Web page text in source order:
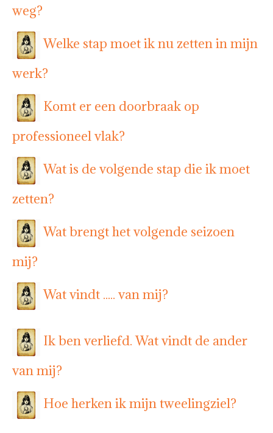
weg?
Welke stap moet ik nu zetten in mijn
werk?
Komt er een doorbraak op
professioneel vlak?
Wat is de volgende stap die ik moet
zetten?
Wat brengt het volgende seizoen
mij?
Wat vindt ..... van mij?
Ik ben verliefd. Wat vindt de ander
van mij?
Hoe herken ik mijn tweelingziel?